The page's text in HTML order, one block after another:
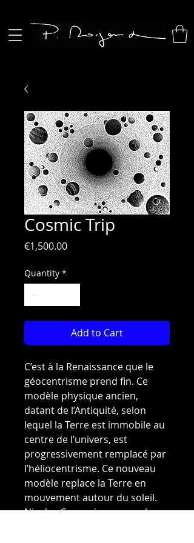
Cosmic Trip
€1,500.00Price
Quantity *
Add to Cart
C’est à la Renaissance que le
géocentrisme prend fin. Ce
modèle physique ancien,
datant de l’Antiquité, selon
lequel la Terre est immobile au
centre de l’univers, est
progressivement remplacé par
l’héliocentrisme. Ce nouveau
modèle replace la Terre en
mouvement autour du soleil.
Nicolas Copernic propose le